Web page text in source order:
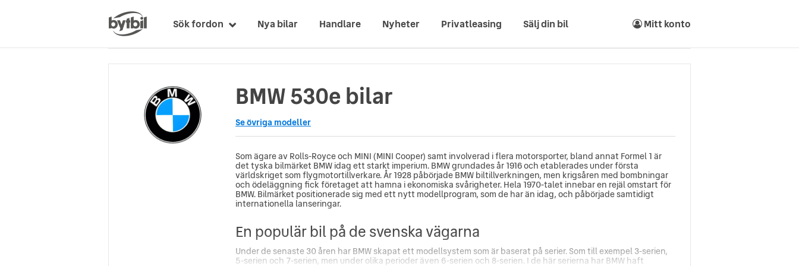
Sök fordon Nya bilar Handlare Nyheter Privatleasing Sälj din bil Mitt konto
BMW 530e bilar
Se övriga modeller
Som ägare av Rolls-Royce och MINI (MINI Cooper) samt involverad i flera motorsporter, bland annat Formel 1 är
det tyska bilmärket BMW idag ett starkt imperium. BMW grundades år 1916 och etablerades under första
världskriget som flygmotortillverkare. År 1928 påbörjade BMW biltillverkningen, men krigsåren med bombningar
och ödeläggning fick företaget att hamna i ekonomiska svårigheter. Hela 1970-talet innebar en rejäl omstart för
BMW. Bilmärket positionerade sig med ett nytt modellprogram, som de har än idag, och påbörjade samtidigt
internationella lanseringar.
En populär bil på de svenska vägarna
Under de senaste 30 åren har BMW skapat ett modellsystem som är baserat på serier. Som till exempel 3-serien,
5-serien och 7-serien, men under olika perioder även 6-serien och 8-serien. I de här serierna har BMW haft